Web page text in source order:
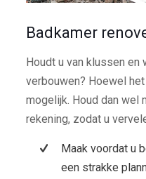
Badkamer
Houdt u van klussen
verbouwen? Hoewel
mogelijk. Houd dan wel
rekening, zodat u
Maak voordat u
een strakke